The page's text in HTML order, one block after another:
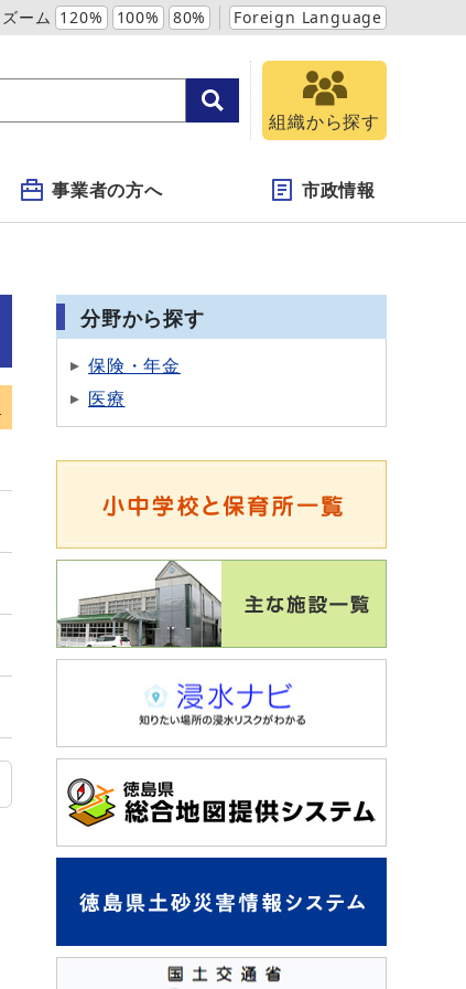
ズーム 120% 100% 80% Foreign Language
組織から探す
事業者の方へ 市政情報
分野から探す
保険・年金
医療